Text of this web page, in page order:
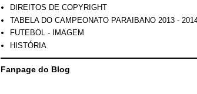
DIREITOS DE COPYRIGHT
TABELA DO CAMPEONATO PARAIBANO 2013 -
FUTEBOL - IMAGEM
HISTÓRIA
Fanpage do Blog